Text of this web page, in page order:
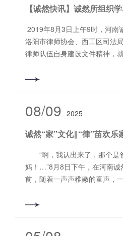
所就律所党的建设、发展规划
内部管理等多个方面进行经验
议，诚然所将为金晖所提供全
两所的合作，借鉴对方的先进
力具有重要的意义。 撰稿/
洛阳市律师协会、西工区司法
律师队伍自身建设文件精神，
活动，郭书铭副主任担任此次
促改措施》的通知内容向与会
主任以支部书记的身份，对与
的强调，要求党员律师定期及
立榜样形象，再次强调召开党
要性和必要性。 尚旭辉主任
08/09 2025
“啊，我认出来了，那个是
妈！…”8月8日下午，在河南诚
前，随着一声声稚嫩的童声，
委精心组织策划的“家”文化主